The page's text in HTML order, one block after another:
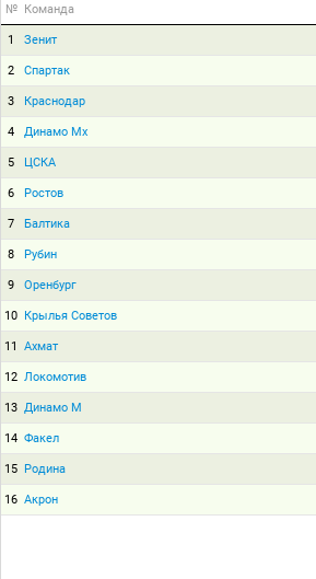
№ Команда
1 Зенит
2 Спартак
3 Краснодар
4 Динамо Мх
5 ЦСКА
6 Ростов
7 Балтика
8 Рубин
9 Оренбург
10 Крылья Советов
11 Ахмат
12 Локомотив
13 Динамо М
14 Факел
15 Родина
16 Акрон